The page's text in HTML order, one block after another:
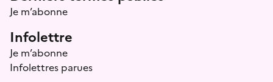
Je m’abonne
Infolettre
Je m’abonne
Infolettres parues